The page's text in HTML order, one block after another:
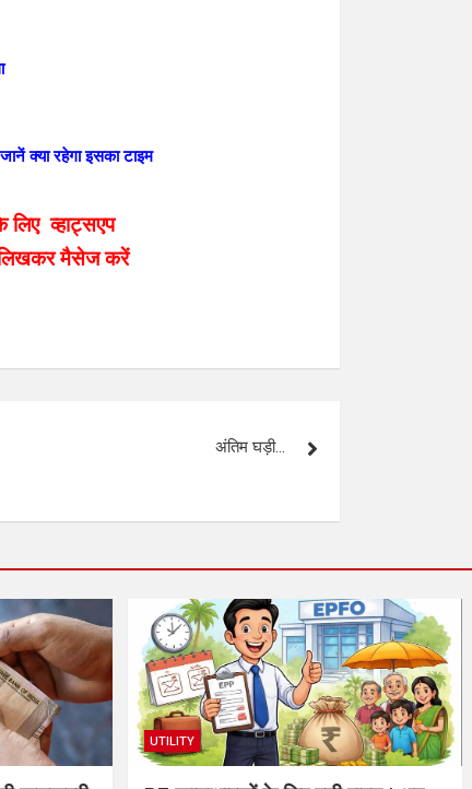
क्या रहेगा इसका टाइम
व्हाट्सएप
लिखकर मैसेज करें
अंतिम घड़ी…
UTILITY